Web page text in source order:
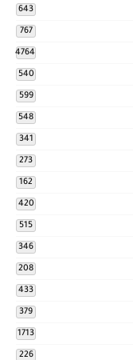
643
767
4764
540
599
548
341
273
162
420
515
346
208
433
379
1713
226